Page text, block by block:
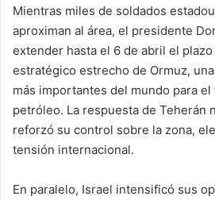
Mientras miles de soldados
aproximan al área, el presidente
extender hasta el 6 de abril el
estratégico estrecho de Ormuz,
más importantes del mundo para
petróleo. La respuesta de Teherán
reforzó su control sobre la zona,
tensión internacional.
En paralelo, Israel intensificó sus